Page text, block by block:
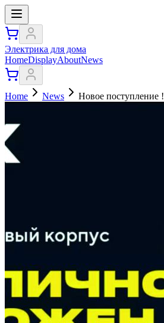
Электрика для дома
HomeDisplayAboutNews
Home News Новое поступление !